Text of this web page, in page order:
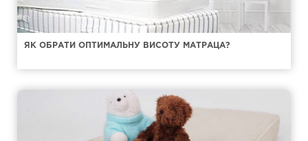
ЯК ОБРАТИ ОПТИМАЛЬНУ ВИСОТУ МАТРАЦА?